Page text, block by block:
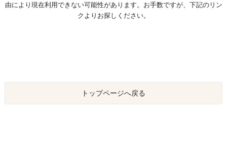
由により現在利用できない可能性があります。お手数ですが、下記のリン
クよりお探しください。
トップページへ戻る